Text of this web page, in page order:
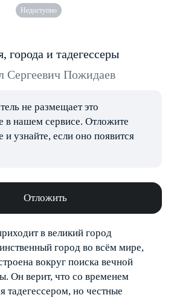
Недоступно
города и тадегессеры
Сергеевич Пожидаев
не размещает это
в нашем сервисе. Отложите
и узнайте, если оно появится
Отложить
в великий город
город во всём мире,
вокруг поиска вечной
Он верит, что со временем
тадегессером, но честные